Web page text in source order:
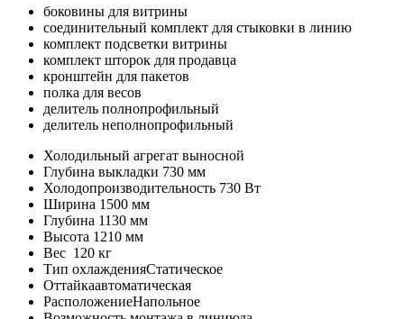
боковины для витрины
соединительный комплект для стыковки в линию
комплект подсветки витрины
комплект шторок для продавца
кронштейн для пакетов
полка для весов
делитель полнопрофильный
делитель неполнопрофильный
Холодильный агрегат выносной
Глубина выкладки 730 мм
Холодопроизводительность 730 Вт
Ширина 1500 мм
Глубина 1130 мм
Высота 1210 мм
Вес 120 кг
Тип охлажденияСтатическое
Оттайкаавтоматическая
РасположениеНапольное